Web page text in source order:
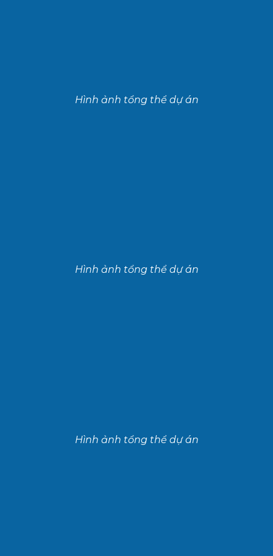
Hình ảnh tổng thể dự án
Hình ảnh tổng thể dự án
Hình ảnh tổng thể dự án